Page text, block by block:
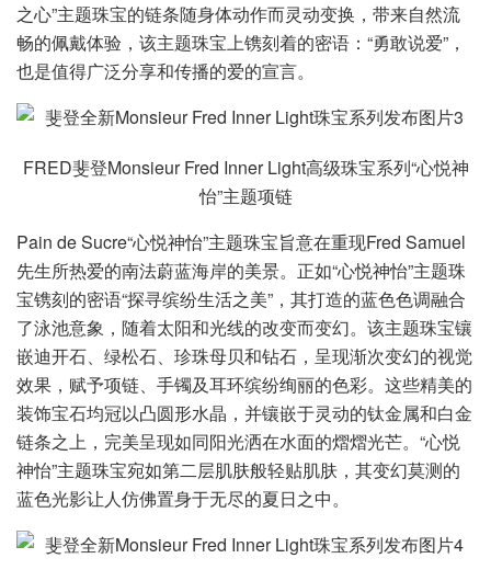
之心”主题珠宝的链条随身体动作而灵动变换，带来自然流
畅的佩戴体验，该主题珠宝上镌刻着的密语：“勇敢说爱”，
也是值得广泛分享和传播的爱的宣言。
FRED斐登Monsieur Fred Inner Light高级珠宝系列“心悦神
怡”主题项链
Pain de Sucre“心悦神怡”主题珠宝旨意在重现Fred Samuel
先生所热爱的南法蔚蓝海岸的美景。正如“心悦神怡”主题珠
宝镌刻的密语“探寻缤纷生活之美”，其打造的蓝色色调融合
了泳池意象，随着太阳和光线的改变而变幻。该主题珠宝镶
嵌迪开石、绿松石、珍珠母贝和钻石，呈现渐次变幻的视觉
效果，赋予项链、手镯及耳环缤纷绚丽的色彩。这些精美的
装饰宝石均冠以凸圆形水晶，并镶嵌于灵动的钛金属和白金
链条之上，完美呈现如同阳光洒在水面的熠熠光芒。“心悦
神怡”主题珠宝宛如第二层肌肤般轻贴肌肤，其变幻莫测的
蓝色光影让人仿佛置身于无尽的夏日之中。